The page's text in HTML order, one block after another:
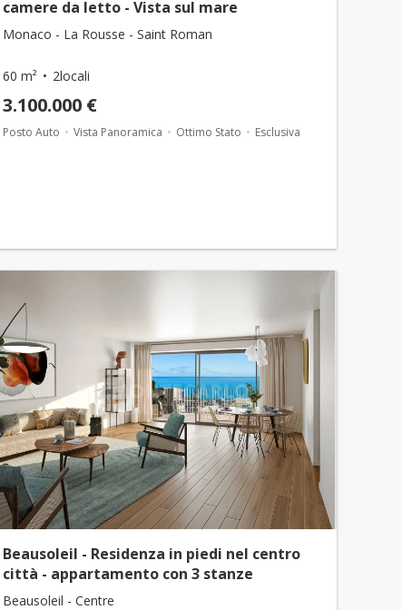
camere da letto - Vista sul mare
Monaco - La Rousse - Saint Roman
60 m² 2locali
3.100.000 €
Posto Auto Vista Panoramica Ottimo Stato Esclusiva
Beausoleil - Residenza in piedi nel centro
città - appartamento con 3 stanze
Beausoleil - Centre